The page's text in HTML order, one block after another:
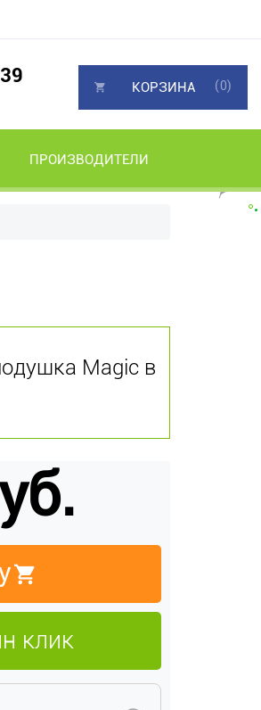
ПРОИЗВОДИТЕЛИ
КОРЗИНА (0)
Magic в
клик